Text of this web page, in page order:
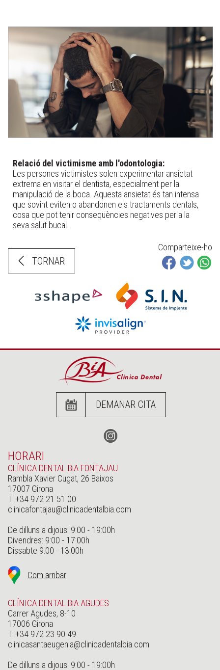
Relació del victimisme amb l'odontologia:
Les persones victimistes solen experimentar ansietat
extrema en visitar el dentista, especialment per la
manipulació de la boca. Aquesta ansietat és tan intensa
que sovint eviten o abandonen els tractaments dentals,
cosa que pot tenir conseqüències negatives per a la
seva salut bucal.
TORNAR
Comparteixe-ho
DEMANAR CITA
HORARI
CLÍNICA DENTAL BiA FONTAJAU
Rambla Xavier Cugat, 26 Baixos
17007 Girona
T. +34 972 21 51 00
clinicafontajau@clinicadentalbia.com
De dilluns a dijous: 9:00 - 19:00h
Divendres: 9:00 - 17:00h
Dissabte 9:00 - 13:00h
Com arribar
CLÍNICA DENTAL BiA AGUDES
Carrer Agudes, 8-10
17006 Girona
T. +34 972 23 90 49
clinicasantaeugenia@clinicadentalbia.com
De dilluns a dijous: 9:00 - 19:00h